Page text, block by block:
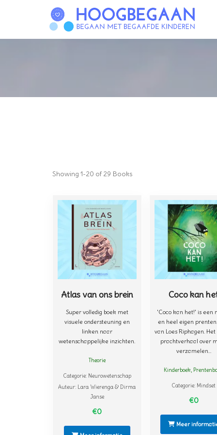
content
Hoogbegaan
Showing 1-20 of 29 Books
Atlas van ons brein
Super volledig boek met
visuele ondersteuning en
linken naar
wetenschappelijke inzichten.
Theorie
Categorie: Neurowetenschap
Auteur: Lara Wierenga & Dirma
Janse
€0
Coco kan
'Coco kan het!' is een
en heel eigen
van Loes Riphagen.
prachtverhaal over
verzamelen...
Kinderboek ,
Categorie: Mindset
€0
Meer